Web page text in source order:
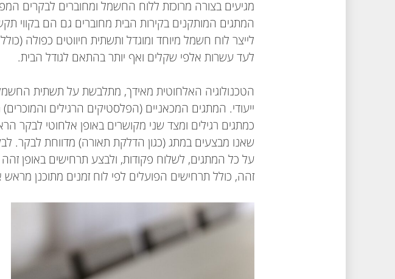
מגיעים בצורה מרוכזת ללוח החשמל ומחוברים לבקרים
המתגים המותקנים בקירות הבית מחוברים גם הם
לייצר לוח חשמל מיוחד ומוגדל ותשתית חיווטים כפולה
לעד עשרות אלפי שקלים ואף יותר בהתאם לגודל הבית.
הטכנולוגיה האלחוטית מאידך, מתלבשת על תשתית
ייעודי. המתגים המכאניים (הפלסטיקים הרגילים
כמתגים רגילים ומצד שני מקושרים באופן אלחוטי
שאנו מבצעים במתג (כגון הדלקת תאורה) מדווחת לבקר.
על כל המתגים, לשלוח פקודות, ולבצע תרחישים באופן
זהה, כולל תרחישים הפועלים לפי לוח זמנים מתוכנן